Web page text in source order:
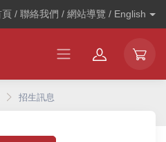
頁 / 聯絡我們 / 網站導覽 / English
招生訊息